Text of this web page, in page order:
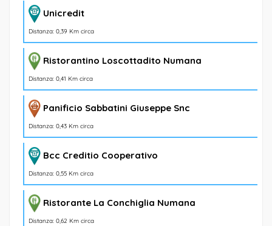
Unicredit
Distanza: 0,39 Km circa
Ristorantino Loscottadito Numana
Distanza: 0,41 Km circa
Panificio Sabbatini Giuseppe Snc
Distanza: 0,43 Km circa
Bcc Creditio Cooperativo
Distanza: 0,55 Km circa
Ristorante La Conchiglia Numana
Distanza: 0,62 Km circa